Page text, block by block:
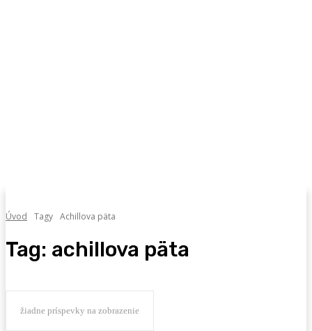
Úvod Tagy Achillova päta
Tag: achillova päta
žiadne príspevky na zobrazenie